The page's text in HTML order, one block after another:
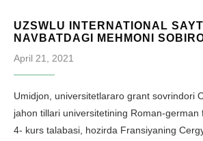
UZSWLU INTERNATIONAL
NAVBATDAGI MEHMONI
April 21, 2021
Umidjon, universitetlararo grant sovrindori
jahon tillari universitetining Roman-german
4- kurs talabasi, hozirda Fransiyaning